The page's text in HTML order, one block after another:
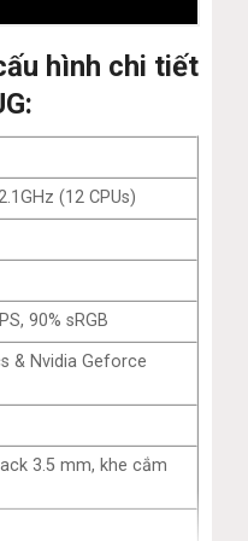
hình chi tiết
(12 CPUs)
90% sRGB
& Nvidia Geforce
3.5 mm, khe cắm